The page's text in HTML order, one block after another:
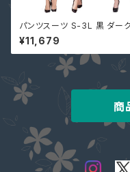
パンツスーツ S-3L 黒 ダー
ージュ ネイビー 結婚式 パン
ドレス ぽっちゃり 4way 一部
納 大きいサイズ セットアップ
ーティドレス YJ-881516 ケー
プ 二の腕カバー
¥11,679
商